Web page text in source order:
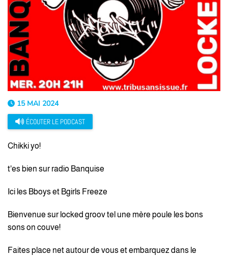
15 MAI 2024
ÉCOUTER LE PODCAST
Chikki yo!
t'es bien sur radio Banquise
Ici les Bboys et Bgirls Freeze
Bienvenue sur locked groov tel une mère poule les bons
sons on couve!
Faites place net autour de vous et embarquez dans le